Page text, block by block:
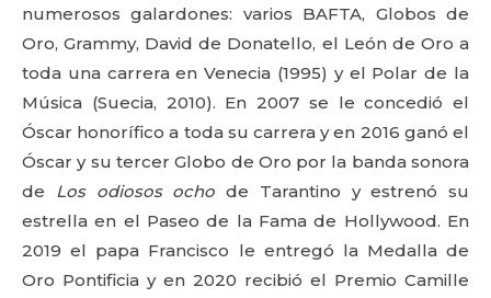
numerosos galardones: varios BAFTA, Globos de
Oro, Grammy, David de Donatello, el León de Oro a
toda una carrera en Venecia (1995) y el Polar de la
Música (Suecia, 2010). En 2007 se le concedió el
Óscar honorífico a toda su carrera y en 2016 ganó el
Óscar y su tercer Globo de Oro por la banda sonora
de Los odiosos ocho de Tarantino y estrenó su
estrella en el Paseo de la Fama de Hollywood. En
2019 el papa Francisco le entregó la Medalla de
Oro Pontificia y en 2020 recibió el Premio Camille